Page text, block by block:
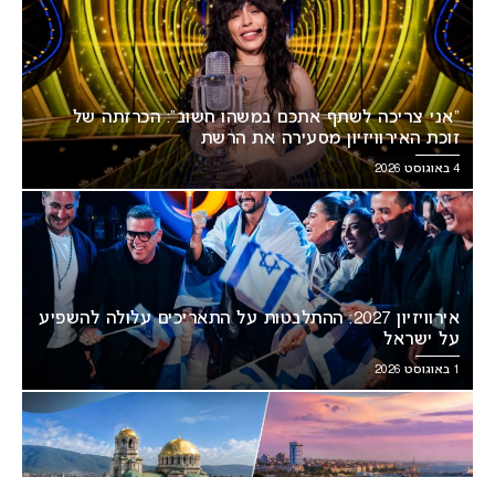
“אני צריכה לשתף אתכם במשהו חשוב”: הכרזתה של
זוכת האירוויזיון מסעירה את הרשת
4 באוגוסט 2026
אירוויזיון 2027: ההתלבטות על התאריכים עלולה להשפיע
על ישראל